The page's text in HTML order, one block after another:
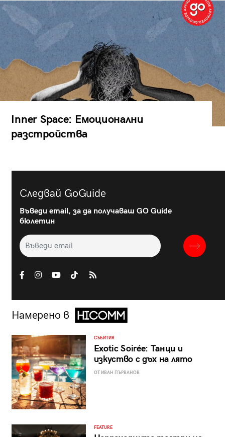
Inner Space: Емоционални
разстройства
Следвай GoGuide
Въведи email, за да получаваш GO Guide
бюлетин
Намерено в
СЪБИТИЯ
Exotic Soirée: Танци и
изкуство с дъх на лято
ОТ ИВАН ПЪРВАНОВ
FEATURE